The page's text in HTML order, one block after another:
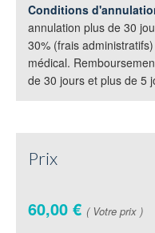
Conditions
annulation plus de 30
30% (frais
médical.
de 30 jours et plus de 5
Prix
60,00 € ( Votre prix )